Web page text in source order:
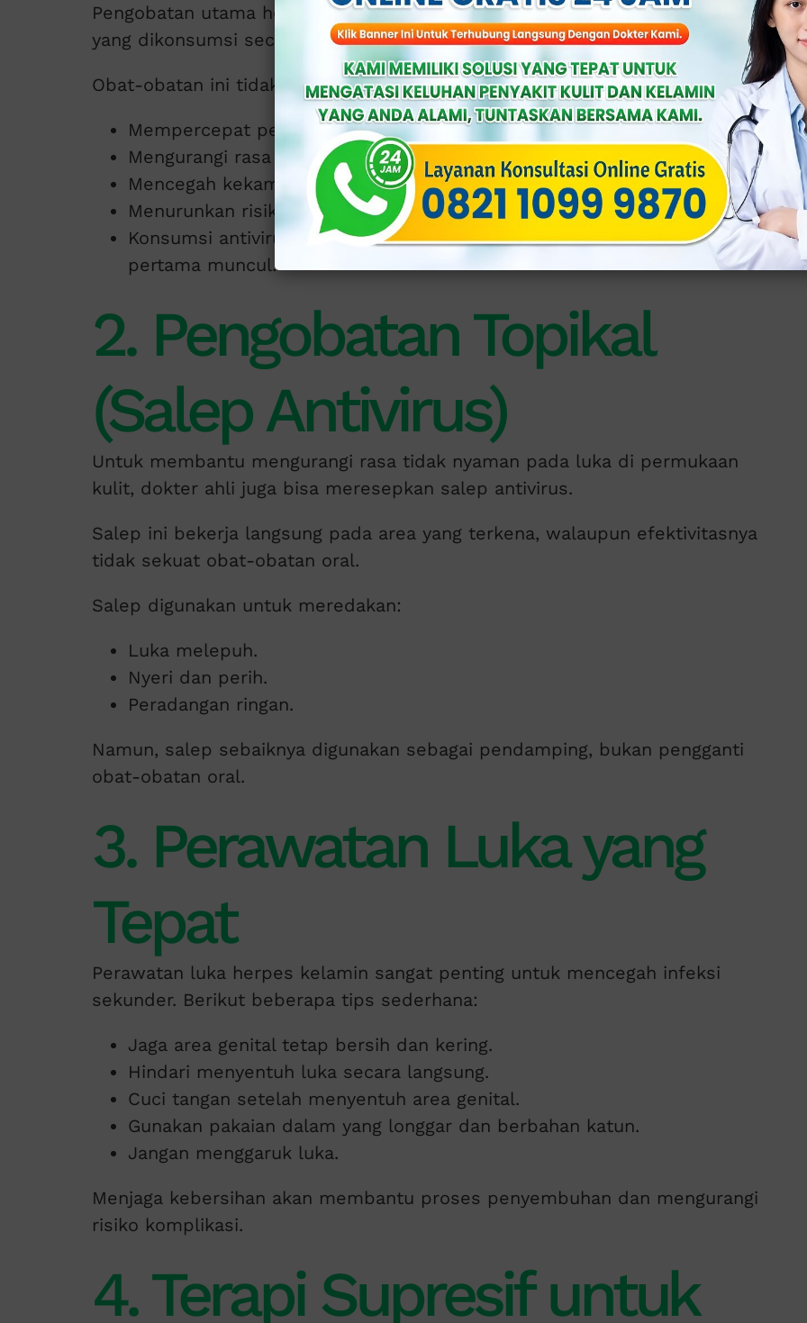
Pengobatan utama herpes kelamin adalah dengan obat-obatan antivirus
yang dikonsumsi secara oral.
Obat-obatan ini tidak membunuh virus, tetapi mampu:
Mempercepat penyembuhan luka.
Mengurangi rasa nyeri dan gatal.
Mencegah kekambuhan.
Menurunkan risiko penularan ke pasangan seksual.
Konsumsi antivirus paling efektif jika dimulai segera setelah gejala
pertama muncul.
2. Pengobatan Topikal
(Salep Antivirus)
Untuk membantu mengurangi rasa tidak nyaman pada luka di permukaan
kulit, dokter ahli juga bisa meresepkan salep antivirus.
Salep ini bekerja langsung pada area yang terkena, walaupun efektivitasnya
tidak sekuat obat-obatan oral.
Salep digunakan untuk meredakan:
Luka melepuh.
Nyeri dan perih.
Peradangan ringan.
Namun, salep sebaiknya digunakan sebagai pendamping, bukan pengganti
obat-obatan oral.
3. Perawatan Luka yang
Tepat
Perawatan luka herpes kelamin sangat penting untuk mencegah infeksi
sekunder. Berikut beberapa tips sederhana:
Jaga area genital tetap bersih dan kering.
Hindari menyentuh luka secara langsung.
Cuci tangan setelah menyentuh area genital.
Gunakan pakaian dalam yang longgar dan berbahan katun.
Jangan menggaruk luka.
Menjaga kebersihan akan membantu proses penyembuhan dan mengurangi
risiko komplikasi.
4. Terapi Supresif untuk